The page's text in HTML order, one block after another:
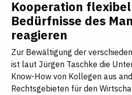
Kooperation
Bedürfnisse des
reagieren
Zur Bewältigung der
ist laut Jürgen Taschke die
Know-How von Kollegen aus
Rechtsgebieten für den